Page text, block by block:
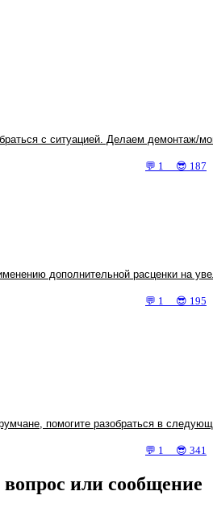
с ситуацией. Делаем
💬 1 😎 187
дополнительной расценки на
💬 1 😎 195
помогите разобраться в
💬 1 😎 341
или сообщение